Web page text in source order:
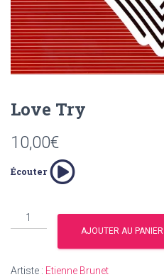
Love Try
10,00€
Écouter
quantité
de
AJOUTER AU PANIER
Artiste : Etienne Brunet